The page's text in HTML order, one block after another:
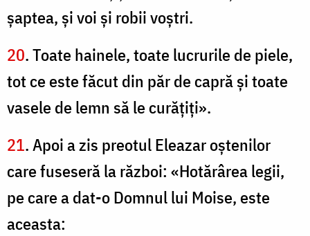
şaptea, şi voi şi robii voştri.
20. Toate hainele, toate lucrurile de piele,
tot ce este făcut din păr de capră şi toate
vasele de lemn să le curăţiţi».
21. Apoi a zis preotul Eleazar oştenilor
care fuseseră la război: «Hotărârea legii,
pe care a dat-o Domnul lui Moise, este
aceasta: